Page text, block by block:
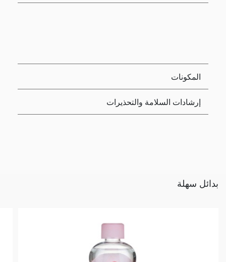
المكونات
إرشادات السلامة والتحذيرات
بدائل سهلة